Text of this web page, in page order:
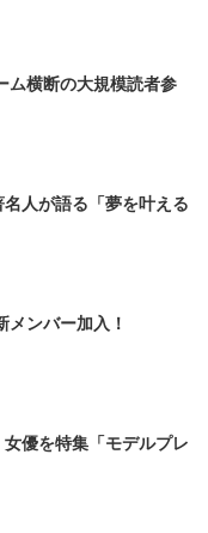
ム横断の大規模読者参
人が語る「夢を叶える
ンバー加入！
優を特集「モデルプレ